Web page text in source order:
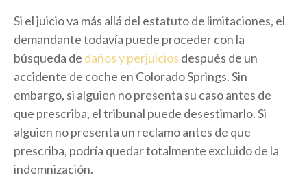
Si el juicio va más allá del estatuto de limitaciones, el
demandante todavía puede proceder con la
búsqueda de daños y perjuicios después de un
accidente de coche en Colorado Springs. Sin
embargo, si alguien no presenta su caso antes de
que prescriba, el tribunal puede desestimarlo. Si
alguien no presenta un reclamo antes de que
prescriba, podría quedar totalmente excluido de la
indemnización.